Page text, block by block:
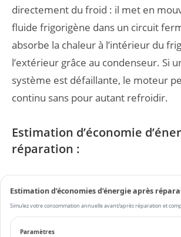
directement du froid : il met en
fluide frigorigène dans un circuit
absorbe la chaleur à l’intérieur du
l’extérieur grâce au condenseur. Si
système est défaillante, le moteur
continu sans pour autant refroidir.
Estimation d’économie
réparation :